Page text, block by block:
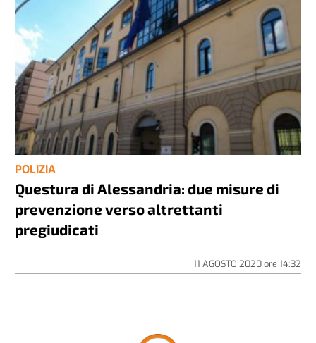
POLIZIA
Questura di Alessandria: due misure di
prevenzione verso altrettanti
pregiudicati
11 AGOSTO 2020ore 14:32